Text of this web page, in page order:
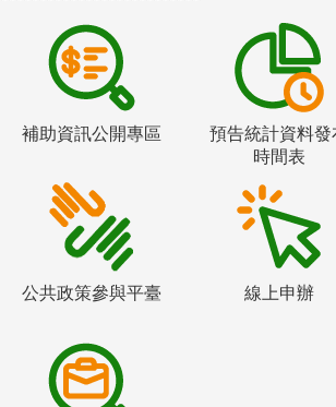
補助資訊公開專區
預告統計資料發
時間表
公共政策參與平臺 線上申辦